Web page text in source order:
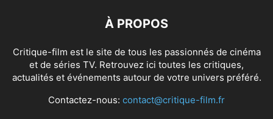
À PROPOS
Critique-film est le site de tous les passionnés de cinéma
et de séries TV. Retrouvez ici toutes les critiques,
actualités et événements autour de votre univers préféré.
Contactez-nous: contact@critique-film.fr